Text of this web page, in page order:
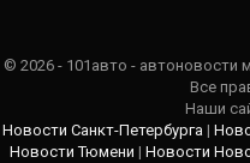
© 2026 - 101авто - автоновости
Все
Наши
Новости Санкт-Петербурга |
Новости Тюмени | Новости